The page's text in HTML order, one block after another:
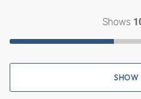
Shows
SHOW